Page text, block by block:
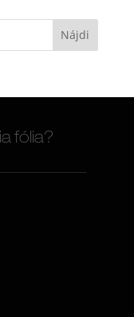
fólia?